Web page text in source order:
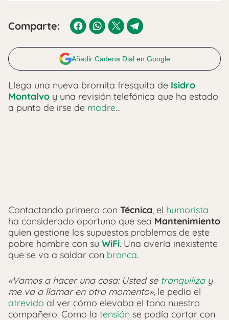
Comparte:
Añadir Cadena Dial en Google
Llega una nueva bromita fresquita de Isidro
Montalvo y una revisión telefónica que ha estado
a punto de irse de madre…
Contactando primero con Técnica, el humorista
ha considerado oportuno que sea Mantenimiento
quien gestione los supuestos problemas de este
pobre hombre con su WiFi. Una avería inexistente
que se va a saldar con bronca.
«Vamos a hacer una cosa: Usted se tranquilizay
me va a llamar en otro momento», le pedía el
atrevido al ver cómo elevaba el tono nuestro
compañero. Como la tensión se podía cortar con